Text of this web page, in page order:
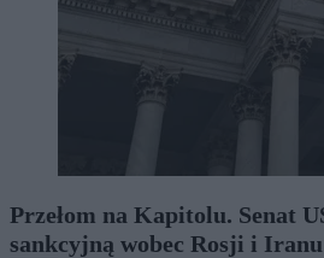
Przełom na Kapitolu. Senat
sankcyjną wobec Rosji i Iranu